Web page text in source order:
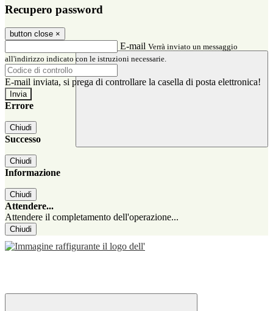
Recupero password
button close ×
E-mail Verrà inviato un messaggio
all'indirizzo indicato con le istruzioni necessarie.
E-mail inviata, si prega di controllare la casella di posta elettronica!
Errore
Chiudi
Successo
Chiudi
Informazione
Chiudi
Attendere...
Attendere il completamento dell'operazione...
Chiudi